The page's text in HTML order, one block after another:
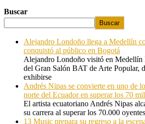
Buscar
Buscar
Alejandro Londoño llega a Medellín
conquistó al público en Bogotá
Alejandro Londoño visitó en Medellín
del Gran Salón BAT de Arte Popular,
exhibirse
Andrés Nipas se convierte en uno de
norte del Ecuador en superar los 70
El artista ecuatoriano Andrés Nipas
su carrera al superar los 70.000
13 Music prepara su regreso a la